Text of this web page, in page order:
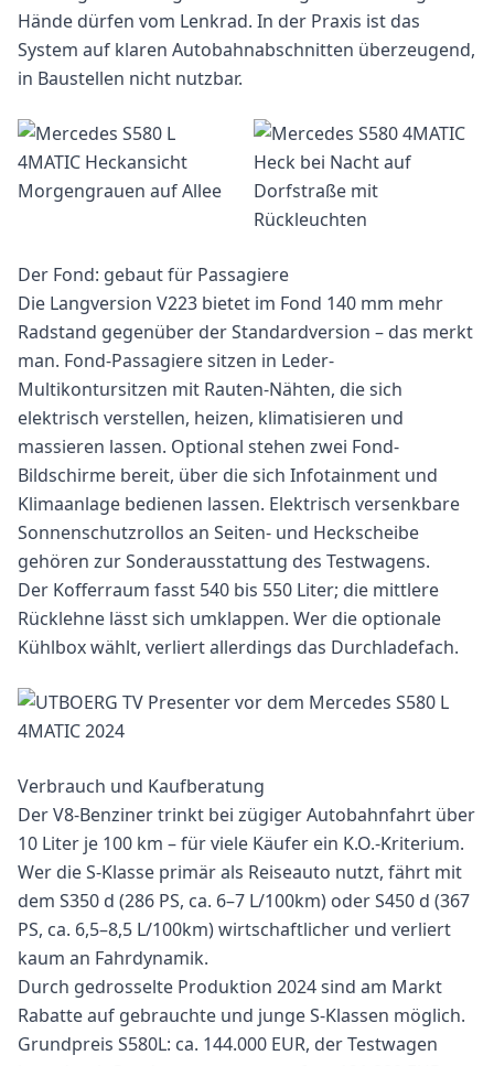
Hände dürfen vom Lenkrad. In der Praxis ist das
System auf klaren Autobahnabschnitten überzeugend,
in Baustellen nicht nutzbar.
Der Fond: gebaut für Passagiere
Die Langversion V223 bietet im Fond 140 mm mehr
Radstand gegenüber der Standardversion – das merkt
man. Fond-Passagiere sitzen in Leder-
Multikontursitzen mit Rauten-Nähten, die sich
elektrisch verstellen, heizen, klimatisieren und
massieren lassen. Optional stehen zwei Fond-
Bildschirme bereit, über die sich Infotainment und
Klimaanlage bedienen lassen. Elektrisch versenkbare
Sonnenschutzrollos an Seiten- und Heckscheibe
gehören zur Sonderausstattung des Testwagens.
Der Kofferraum fasst 540 bis 550 Liter; die mittlere
Rücklehne lässt sich umklappen. Wer die optionale
Kühlbox wählt, verliert allerdings das Durchladefach.
Verbrauch und Kaufberatung
Der V8-Benziner trinkt bei zügiger Autobahnfahrt über
10 Liter je 100 km – für viele Käufer ein K.O.-Kriterium.
Wer die S-Klasse primär als Reiseauto nutzt, fährt mit
dem S350 d (286 PS, ca. 6–7 L/100km) oder S450 d (367
PS, ca. 6,5–8,5 L/100km) wirtschaftlicher und verliert
kaum an Fahrdynamik.
Durch gedrosselte Produktion 2024 sind am Markt
Rabatte auf gebrauchte und junge S-Klassen möglich.
Grundpreis S580L: ca. 144.000 EUR, der Testwagen